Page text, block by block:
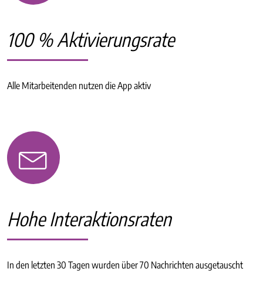
100 % Aktivierungsrate
Alle Mitarbeitenden nutzen die App aktiv
Hohe Interaktionsraten
In den letzten 30 Tagen wurden über 70 Nachrichten ausgetauscht